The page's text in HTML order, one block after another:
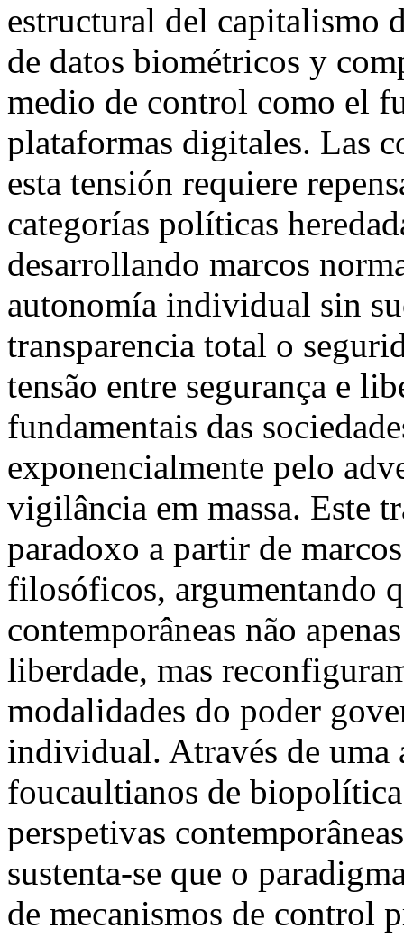
estructural del capitalismo
de datos biométricos y
medio de control como el
plataformas digitales. Las
esta tensión requiere
categorías políticas
desarrollando marcos
autonomía individual sin
transparencia total o
tensão entre segurança e
fundamentais das
exponencialmente pelo
vigilância em massa. Este
paradoxo a partir de
filosóficos, argumentando
contemporâneas não
liberdade, mas
modalidades do poder
individual. Através de uma
foucaultianos de
perspetivas
sustenta-se que o
de mecanismos de control